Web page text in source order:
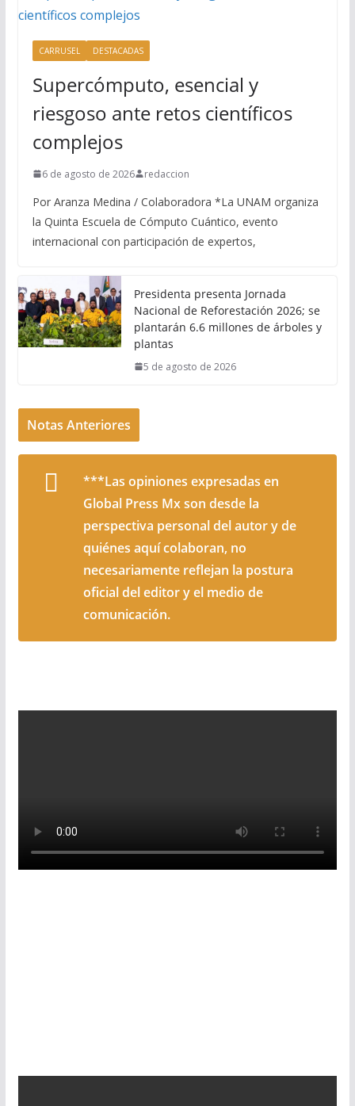
CARRUSEL DESTACADAS
Supercómputo, esencial y
riesgoso ante retos científicos
complejos
6 de agosto de 2026 redaccion
Por Aranza Medina / Colaboradora *La UNAM organiza
la Quinta Escuela de Cómputo Cuántico, evento
internacional con participación de expertos,
Presidenta presenta Jornada
Nacional de Reforestación 2026; se
plantarán 6.6 millones de árboles y
plantas
5 de agosto de 2026
Notas Anteriores
***Las opiniones expresadas en
Global Press Mx son desde la
perspectiva personal del autor y de
quiénes aquí colaboran, no
necesariamente reflejan la postura
oficial del editor y el medio de
comunicación.